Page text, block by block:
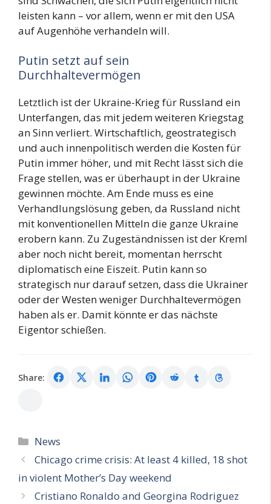
leisten kann – vor allem, wenn er mit den USA
auf Augenhöhe verhandeln will.
Putin setzt auf sein
Durchhaltevermögen
Letztlich ist der Ukraine-Krieg für Russland ein
Unterfangen, das mit jedem weiteren Kriegstag
an Sinn verliert. Wirtschaftlich, geostrategisch
und auch innenpolitisch werden die Kosten für
Putin immer höher, und mit Recht lässt sich die
Frage stellen, was er überhaupt in der Ukraine
gewinnen möchte. Am Ende muss es eine
Verhandlungslösung geben, da Russland nicht
mit konventionellen Mitteln die ganze Ukraine
erobern kann. Zu Zugeständnissen ist der Kreml
aber noch nicht bereit, momentan herrscht
diplomatisch eine Eiszeit. Putin kann so
strategisch nur darauf setzen, dass die Ukrainer
oder der Westen weniger Durchhaltevermögen
haben als er. Damit könnte er das nächste
Eigentor schießen.
Share:
Categories
News
Chicago crime crisis: At least 4 killed, 18 shot
in violent Mother’s Day weekend
Cristiano Ronaldo and Georgina Rodriguez